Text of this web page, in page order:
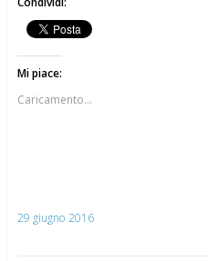
Mi piace:
Caricamento...
29 giugno 2016